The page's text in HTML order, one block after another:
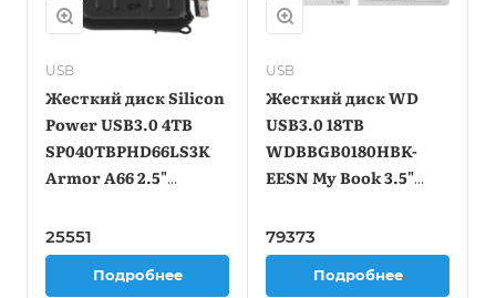
USB
Жесткий диск Silicon
Power USB3.0 4TB
SP040TBPHD66LS3K
Armor A66 2.5"
25551
Подробнее
USB
Жесткий диск WD
USB3.0 18TB
WDBBGB0180HBK-
EESN My Book 3.5"
79373
Подробнее